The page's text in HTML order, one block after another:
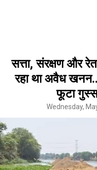
सत्ता, संरक्षण और
रहा था अवैध
फूटा
Wednesday,